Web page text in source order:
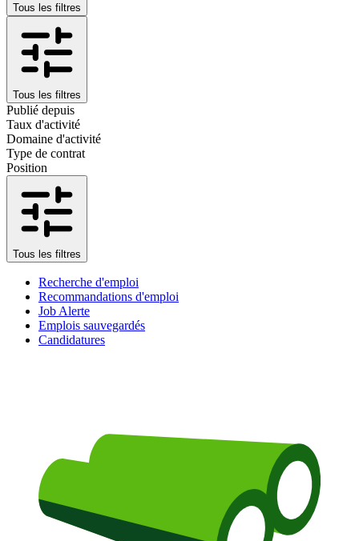
Tous les filtres
Tous les filtres
Publié depuis
Taux d'activité
Domaine d'activité
Type de contrat
Position
Tous les filtres
Recherche d'emploi
Recommandations d'emploi
Job Alerte
Emplois sauvegardés
Candidatures